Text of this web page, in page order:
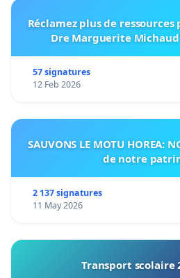
Réclamez plus de
Dre Marguerite
57 signatures
12 Feb 2026
SAUVONS LE MOTU
de notre
2 137 signatures
11 May 2026
Transport scolaire